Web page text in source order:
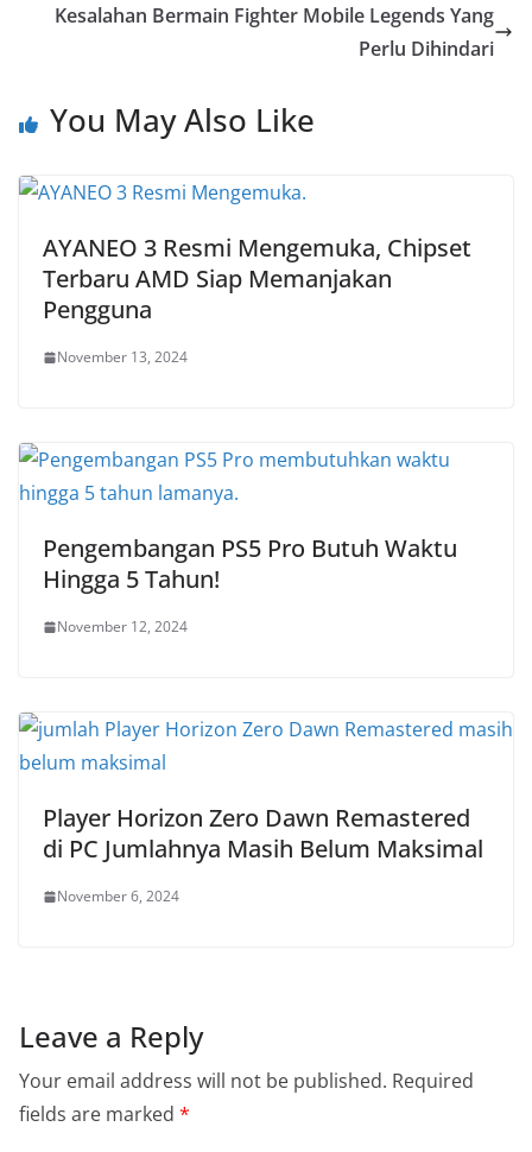
Kesalahan Bermain Fighter Mobile Legends Yang
Perlu Dihindari
You May Also Like
AYANEO 3 Resmi Mengemuka, Chipset
Terbaru AMD Siap Memanjakan
Pengguna
November 13, 2024
Pengembangan PS5 Pro Butuh Waktu
Hingga 5 Tahun!
November 12, 2024
Player Horizon Zero Dawn Remastered
di PC Jumlahnya Masih Belum Maksimal
November 6, 2024
Leave a Reply
Your email address will not be published. Required
fields are marked *